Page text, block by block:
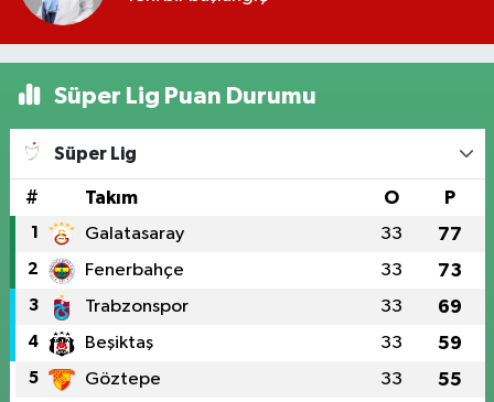
Süper Lig Puan Durumu
Süper Lig
# Takım O P
1 Galatasaray 33 77
2 Fenerbahçe 33 73
3 Trabzonspor 33 69
4 Beşiktaş 33 59
5 Göztepe 33 55